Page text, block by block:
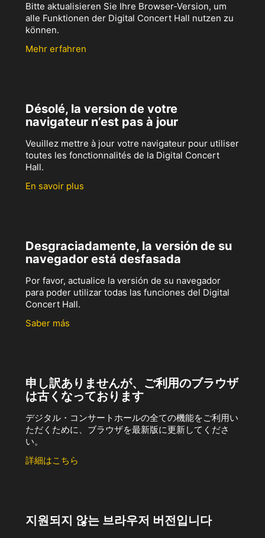
Bitte aktualisieren Sie Ihre Browser-Version, um
alle Funktionen der Digital Concert Hall nutzen zu
können.
Mehr erfahren
Désolé, la version de votre
navigateur n’est pas à jour
Veuillez mettre à jour votre navigateur pour utiliser
toutes les fonctionnalités de la Digital Concert
Hall.
En savoir plus
Desgraciadamente, la versión de su
navegador está desfasada
Por favor, actualice la versión de su navegador
para poder utilizar todas las funciones del Digital
Concert Hall.
Saber más
申し訳ありませんが、ご利用のブラウザ
は古くなっております
デジタル・コンサートホールの全ての機能をご利用い
ただくために、ブラウザを最新版に更新してくださ
い。
詳細はこちら
지원되지 않는 브라우저 버전입니다